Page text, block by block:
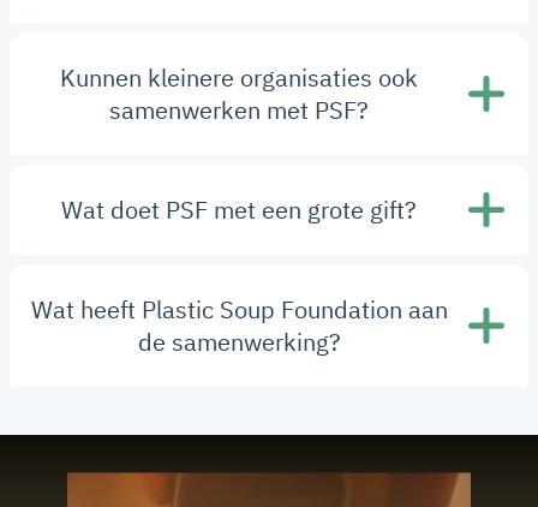
Kunnen kleinere organisaties ook
samenwerken met PSF?
Wat doet PSF met een grote gift?
Wat heeft Plastic Soup Foundation aan
de samenwerking?